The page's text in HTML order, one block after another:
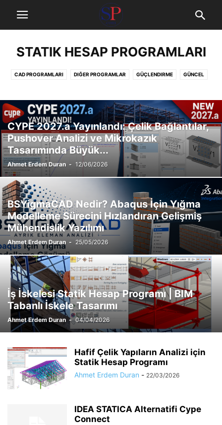
STATIK HESAP PROGRAMLARI
CAD PROGRAMLARI DIĞER PROGRAMLAR GÜÇLENDIRME GÜNCEL
MÜHENDISLIK HATALARI SÖZLÜK STATIK HESAP PROGRAMLARI
YÖNETMELIKLER
CYPE 2027.a Yayınlandı: Çelik Bağlantılar,
Pushover Analizi ve Mikrokazık
Tasarımında Büyük...
Ahmet Erdem Duran - 12/06/2026
BSYigmaCAD Nedir? Abaqus İçin Yığma
Modelleme Sürecini Hızlandıran Gelişmiş
Mühendislik Yazılımı
Ahmet Erdem Duran - 25/05/2026
İş İskelesi Statik Hesap Programı | BIM
Tabanlı İskele Tasarımı
Ahmet Erdem Duran - 04/04/2026
Hafif Çelik Yapıların Analizi için
Statik Hesap Programı
Ahmet Erdem Duran - 22/03/2026
IDEA STATICA Alternatifi Cype
Connect